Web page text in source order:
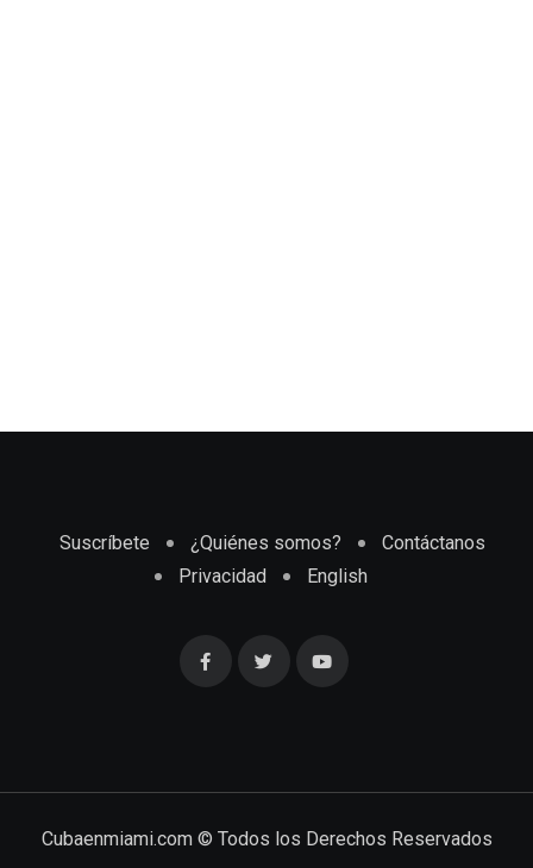
Suscríbete ¿Quiénes somos?
Contáctanos
Privacidad
English
Cubaenmiami.com © Todos los Derechos Reservados